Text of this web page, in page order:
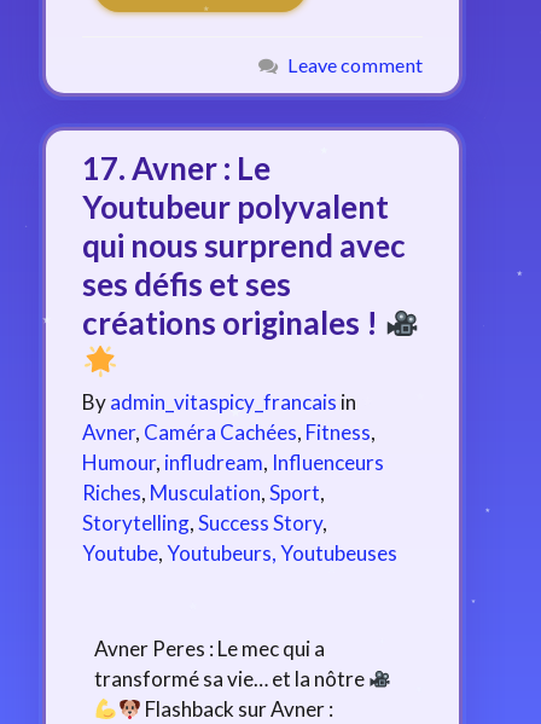
Leave comment
17. Avner : Le
Youtubeur polyvalent
qui nous surprend avec
ses défis et ses
créations originales !
Byadmin_vitaspicy_francais in
Avner, Caméra Cachées, Fitness,
Humour, infludream, Influenceurs
Riches, Musculation,Sport,
Storytelling,Success Story,
Youtube,Youtubeurs, Youtubeuses
Avner Peres : Le mec qui a
transformé sa vie… et la nôtre
Flashback sur Avner :